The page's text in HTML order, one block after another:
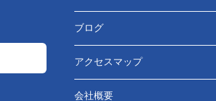
ブログ
アクセスマップ
会社概要